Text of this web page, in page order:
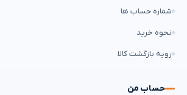
شماره حساب ها
نحوه خرید
رویه بازگشت کالا
حساب من